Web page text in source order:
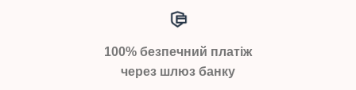
100% безпечний платіж
через шлюз банку